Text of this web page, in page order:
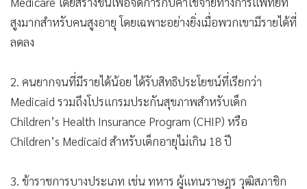
สูงมากสำหรับคนสูงอายุ โดยเฉพาะอย่างยิ่งเมื่อพวกเขามีรายได้ที่
ลดลง
2. คนยากจนที่มีรายได้น้อย ได้รับสิทธิประโยชน์ที่เรียกว่า
Medicaid รวมถึงโปรแกรมประกันสุขภาพสำหรับเด็ก
Children’s Health Insurance Program (CHIP) หรือ
Children’s Medicaid สำหรับเด็กอายุไม่เกิน 18 ปี
3. ข้าราชการบางประเภท เช่น ทหาร ผู้แทนราษฎร วุฒิสภาชิก